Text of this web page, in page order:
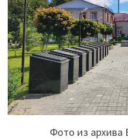
Фото из